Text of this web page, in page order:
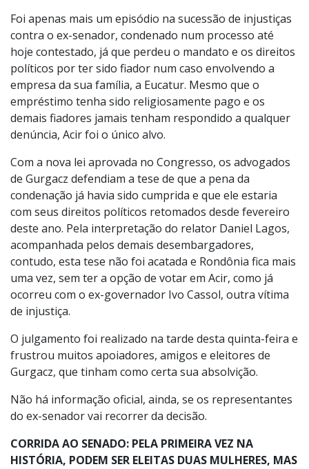
Foi apenas mais um episódio na sucessão de injustiças
contra o ex-senador, condenado num processo até
hoje contestado, já que perdeu o mandato e os direitos
políticos por ter sido fiador num caso envolvendo a
empresa da sua família, a Eucatur. Mesmo que o
empréstimo tenha sido religiosamente pago e os
demais fiadores jamais tenham respondido a qualquer
denúncia, Acir foi o único alvo.
Com a nova lei aprovada no Congresso, os advogados
de Gurgacz defendiam a tese de que a pena da
condenação já havia sido cumprida e que ele estaria
com seus direitos políticos retomados desde fevereiro
deste ano. Pela interpretação do relator Daniel Lagos,
acompanhada pelos demais desembargadores,
contudo, esta tese não foi acatada e Rondônia fica mais
uma vez, sem ter a opção de votar em Acir, como já
ocorreu com o ex-governador Ivo Cassol, outra vítima
de injustiça.
O julgamento foi realizado na tarde desta quinta-feira e
frustrou muitos apoiadores, amigos e eleitores de
Gurgacz, que tinham como certa sua absolvição.
Não há informação oficial, ainda, se os representantes
do ex-senador vai recorrer da decisão.
CORRIDA AO SENADO: PELA PRIMEIRA VEZ NA
HISTÓRIA, PODEM SER ELEITAS DUAS MULHERES, MAS